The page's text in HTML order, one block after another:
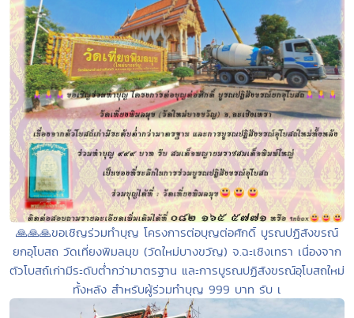
🙏🙏🙏ขอเชิญร่วมทำบุญ โครงการต่อบุญต่อศักดิ์ บูรณปฏิสังขรณ์
ยกอุโบสถ วัดเที่ยงพิมลมุข (วัดใหม่บางขวัญ) จ.ฉะเชิงเทรา เนื่องจาก
ตัวโบสถ์เก่ามีระดับต่ำกว่ามาตรฐาน และการบูรณปฏิสังขรณ์อุโบสถใหม่
ทั้งหลัง สำหรับผู้ร่วมทำบุญ 999 บาท รับ เ